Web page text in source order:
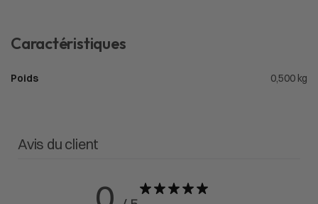
Caractéristiques
Poids 0,500 kg
Avis du client